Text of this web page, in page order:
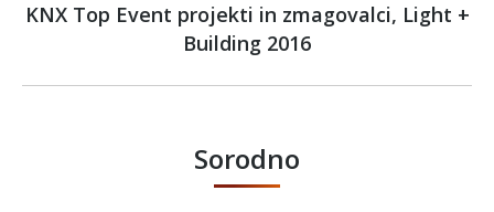
Next
post:
KNX Top Event projekti in zmagovalci, Light +
Building 2016
Sorodno